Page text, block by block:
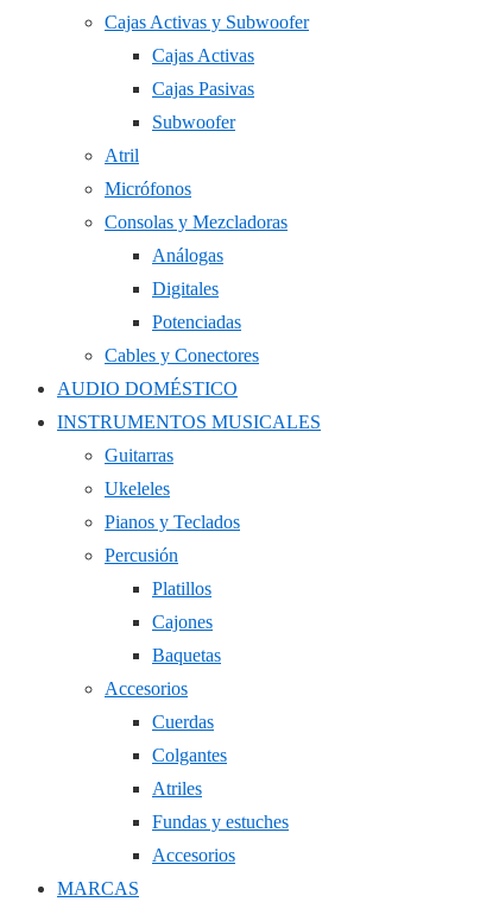
Cajas Activas y Subwoofer
Cajas Activas
Cajas Pasivas
Subwoofer
Atril
Micrófonos
Consolas y Mezcladoras
Análogas
Digitales
Potenciadas
Cables y Conectores
AUDIO DOMÉSTICO
INSTRUMENTOS MUSICALES
Guitarras
Ukeleles
Pianos y Teclados
Percusión
Platillos
Cajones
Baquetas
Accesorios
Cuerdas
Colgantes
Atriles
Fundas y estuches
Accesorios
MARCAS